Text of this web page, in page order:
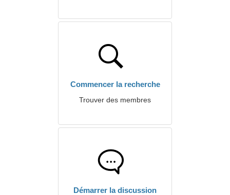
Commencer la recherche
Trouver des membres
Démarrer la discussion